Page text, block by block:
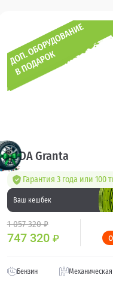
LADA Granta
Гарантия 3 года или 100
Ваш кешбек
1 057 320 ₽
747 320 ₽
Бензин Механическая